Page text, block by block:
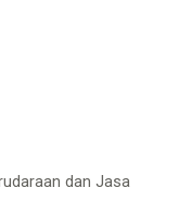
dan Jasa